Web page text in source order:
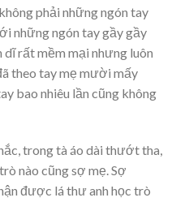
phải những ngón tay
những ngón tay gầy gầy
rất mềm mại nhưng luôn
theo tay mẹ mười mấy
bao nhiêu lần cũng không
trong tà áo dài thướt tha,
nào cũng sợ mẹ. Sợ
được lá thư anh học trò